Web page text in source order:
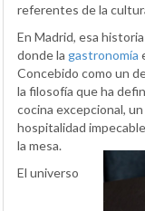
referentes de la
En Madrid, esa
donde la gastronomía
Concebido como un
la filosofía que ha
cocina excepcional,
hospitalidad
la mesa.
El universo